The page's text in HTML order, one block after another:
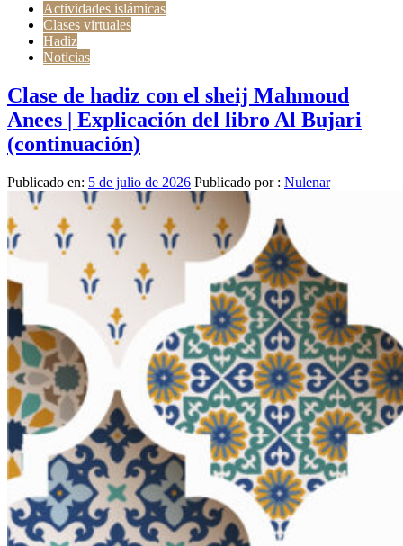
Actividades islámicas
Clases virtuales
Hadiz
Noticias
Clase de hadiz con el sheij Mahmoud
Anees | Explicación del libro Al Bujari
(continuación)
Publicado en: 5 de julio de 2026 Publicado por : Nulenar